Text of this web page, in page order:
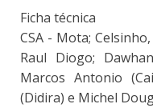
Ficha técnica
CSA - Mota;
Raul Diogo;
Marcos Antonio
(Didira) e Michel